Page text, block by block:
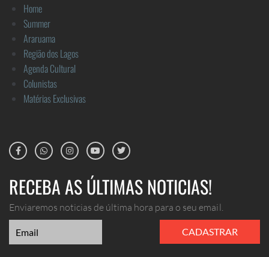
Home
Summer
Araruama
Região dos Lagos
Agenda Cultural
Colunistas
Matérias Exclusivas
RECEBA AS ÚLTIMAS NOTICIAS!
Enviaremos noticias de última hora para o seu email.
CADASTRAR